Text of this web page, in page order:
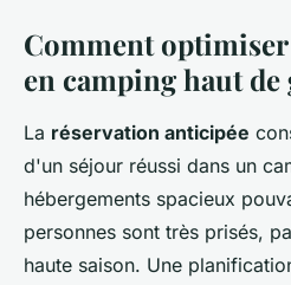
Comment
en camping haut de
La réservation anticipée
d'un séjour réussi dans un
hébergements spacieux
personnes sont très prisés,
haute saison. Une